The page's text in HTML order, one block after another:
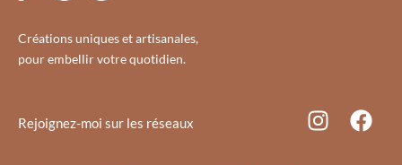
Créations uniques et artisanales,
pour embellir votre quotidien.
Rejoignez-moi sur les réseaux